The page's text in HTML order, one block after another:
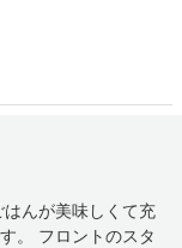
んが美味しくて充
。 フロントのスタ